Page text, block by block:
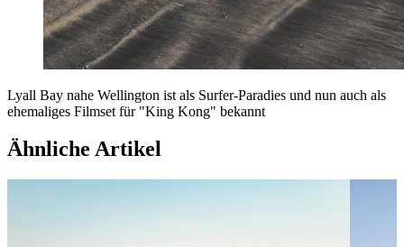
Lyall Bay nahe Wellington ist als Surfer-Paradies und nun auch als
ehemaliges Filmset für "King Kong" bekannt
Ähnliche Artikel